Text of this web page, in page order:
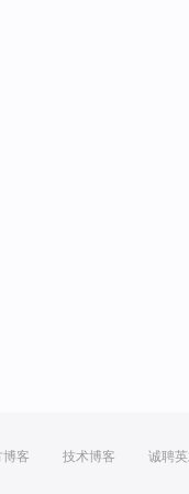
博客 技术博客 诚聘